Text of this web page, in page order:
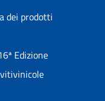
dei prodotti
Edizione